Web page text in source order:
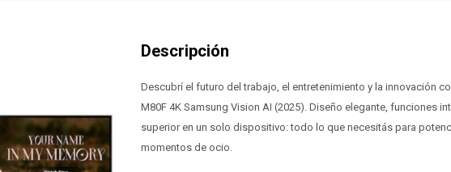
Descubrí el futuro del trabajo, el entretenimiento y la innovación
M80F 4K Samsung Vision AI (2025). Diseño elegante, funciones
superior en un solo dispositivo: todo lo que necesitás para
momentos de ocio.